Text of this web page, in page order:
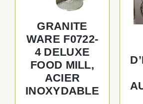
GRANITE
WARE F0722-
4 DELUXE
FOOD MILL,
ACIER
INOXYDABLE